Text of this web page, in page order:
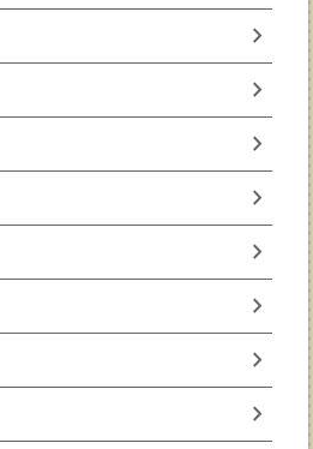
chevron_right
chevron_right
chevron_right
chevron_right
chevron_right
chevron_right
chevron_right
chevron_right